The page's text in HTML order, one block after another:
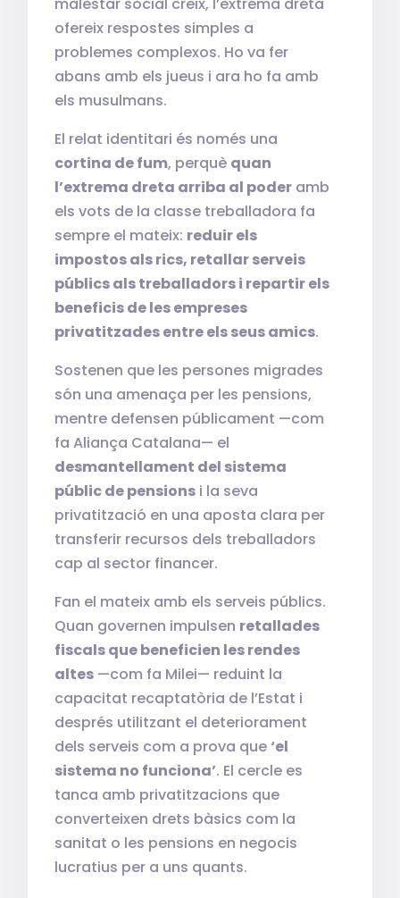
ofereix respostes simples a
problemes complexos. Ho va fer
abans amb els jueus i ara ho fa amb
els musulmans.
El relat identitari és només una
cortina de fum, perquè quan
l’extrema dreta arriba al poder amb
els vots de la classe treballadora fa
sempre el mateix: reduir els
impostos als rics, retallar serveis
públics als treballadors i repartir els
beneficis de les empreses
privatitzades entre els seus amics.
Sostenen que les persones migrades
són una amenaça per les pensions,
mentre defensen públicament —com
fa Aliança Catalana— el
desmantellament del sistema
públic de pensions i la seva
privatització en una aposta clara per
transferir recursos dels treballadors
cap al sector financer.
Fan el mateix amb els serveis públics.
Quan governen impulsen retallades
fiscals que beneficien les rendes
altes —com fa Milei— reduint la
capacitat recaptatòria de l’Estat i
després utilitzant el deteriorament
dels serveis com a prova que ‘el
sistema no funciona’. El cercle es
tanca amb privatitzacions que
converteixen drets bàsics com la
sanitat o les pensions en negocis
lucratius per a uns quants.